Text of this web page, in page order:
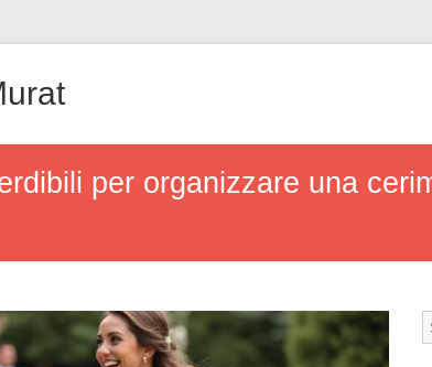
per organizzare una